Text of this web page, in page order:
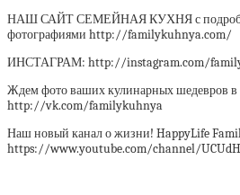
НАШ САЙТ СЕМЕЙНАЯ КУХНЯ с
фотографиями http://familykuhnya.com/
ИНСТАГРАМ: http://instagram.com/
Ждем фото ваших кулинарных шедевров
http://vk.com/familykuhnya
Наш новый канал о жизни! HappyLife
https://www.youtube.com/channel/